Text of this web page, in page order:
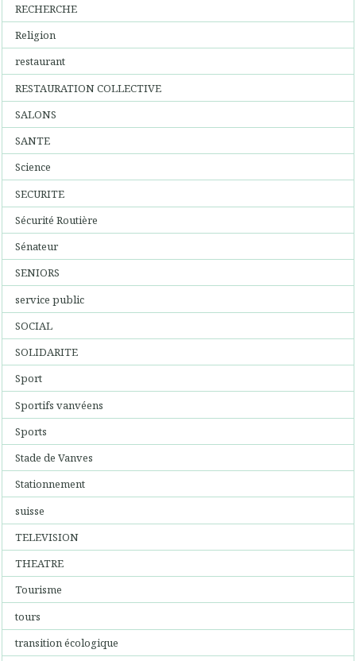
RECHERCHE
Religion
restaurant
RESTAURATION COLLECTIVE
SALONS
SANTE
Science
SECURITE
Sécurité Routière
Sénateur
SENIORS
service public
SOCIAL
SOLIDARITE
Sport
Sportifs vanvéens
Sports
Stade de Vanves
Stationnement
suisse
TELEVISION
THEATRE
Tourisme
tours
transition écologique